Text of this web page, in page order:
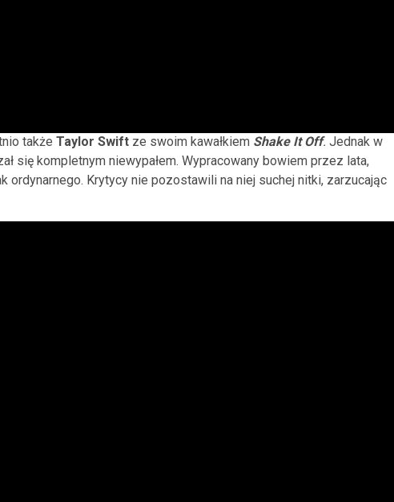
także Taylor Swift ze swoim kawałkiem Shake It Off. Jednak w
się kompletnym niewypałem. Wypracowany bowiem przez lata,
ordynarnego. Krytycy nie pozostawili na niej suchej nitki, zarzucając